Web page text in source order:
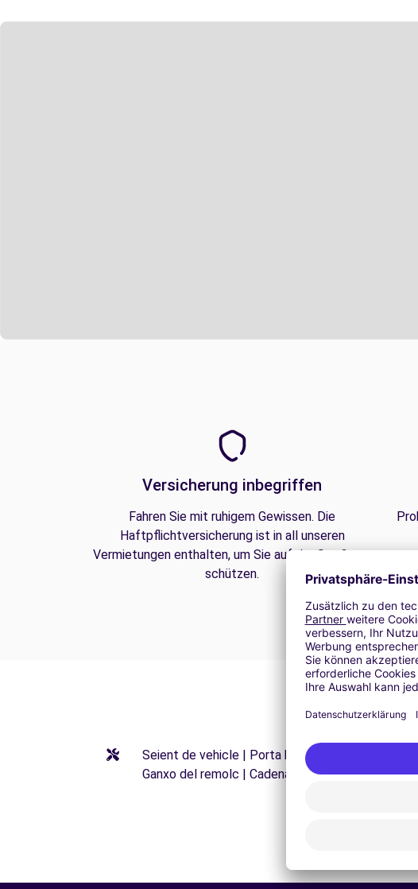
Versicherung inbegriffen
Fahren Sie mit ruhigem Gewissen. Die
Haftpflichtversicherung ist in all unseren
Vermietungen enthalten, um Sie auf der Straße zu
schützen.
Seient de vehicle | Porta bicicletes | Seient
Ganxo del remolc | Cadenas para nieve